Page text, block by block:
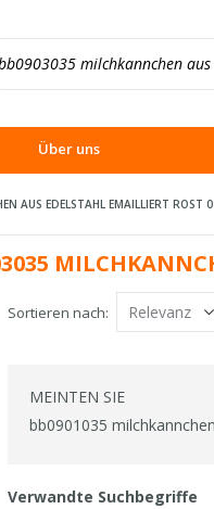
Über uns
AUS EDELSTAHL EMAILLIERT ROST
Sortieren nach
MEINTEN SIE
bb0901035
Verwandte Suchbegriffe